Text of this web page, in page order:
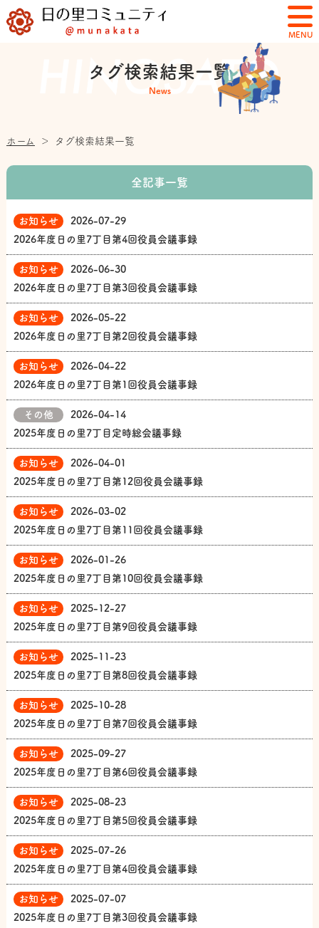
MENU
タグ検索結果一覧
News
ホーム ＞ タグ検索結果一覧
全記事一覧
お知らせ
2026-07-29
2026年度日の里7丁目第4回役員会議事録
お知らせ
2026-06-30
2026年度日の里7丁目第3回役員会議事録
お知らせ
2026-05-22
2026年度日の里7丁目第2回役員会議事録
お知らせ
2026-04-22
2026年度日の里7丁目第1回役員会議事録
その他
2026-04-14
2025年度日の里7丁目定時総会議事録
お知らせ
2026-04-01
2025年度日の里7丁目第12回役員会議事録
お知らせ
2026-03-02
2025年度日の里7丁目第11回役員会議事録
お知らせ
2026-01-26
2025年度日の里7丁目第10回役員会議事録
お知らせ
2025-12-27
2025年度日の里7丁目第9回役員会議事録
お知らせ
2025-11-23
2025年度日の里7丁目第8回役員会議事録
お知らせ
2025-10-28
2025年度日の里7丁目第7回役員会議事録
お知らせ
2025-09-27
2025年度日の里7丁目第6回役員会議事録
お知らせ
2025-08-23
2025年度日の里7丁目第5回役員会議事録
お知らせ
2025-07-26
2025年度日の里7丁目第4回役員会議事録
お知らせ
2025-07-07
2025年度日の里7丁目第3回役員会議事録